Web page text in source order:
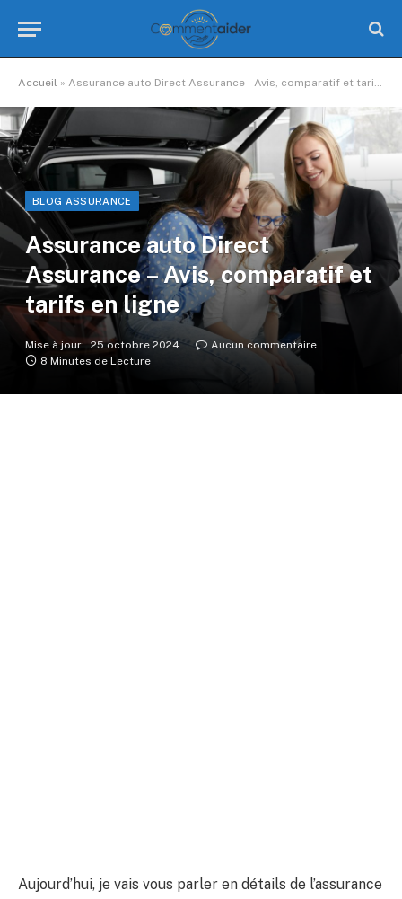
Accueil » Assurance auto Direct Assurance – Avis, comparatif et tarifs en ligne
BLOG ASSURANCE
Assurance auto Direct
Assurance – Avis, comparatif et
tarifs en ligne
Mise à jour: 25 octobre 2024
Aucun commentaire
8 Minutes de Lecture
Aujourd’hui, je vais vous parler en détails de l’assurance